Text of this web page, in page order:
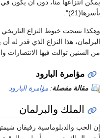
يمكن انتزاعها منا، دون أن يكون
بأسرها(21)".
وهكذا نسجت خيوط النزاع
البرلمان، هذا النزاع الذي قدر له
من السنين توالت فيها الانتصارات
مؤامرة البارود
مقالة مفصلة: مؤامرة البارود
الملك والبرلمان